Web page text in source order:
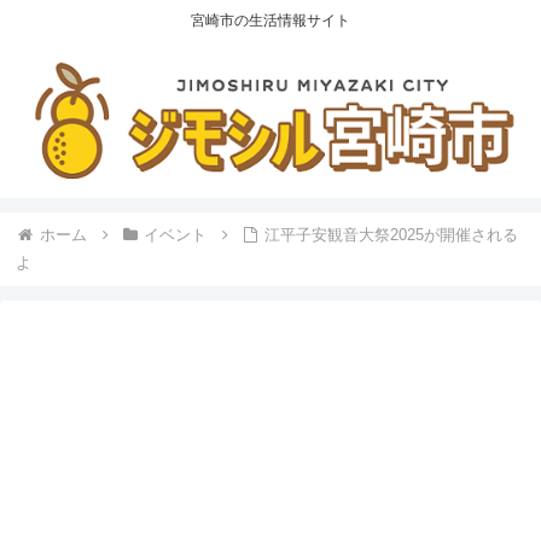
宮崎市の生活情報サイト
ホーム イベント
江平子安観音大祭2025が開催される
よ